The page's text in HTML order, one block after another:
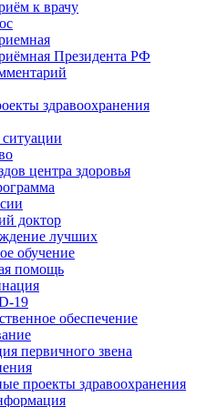
к врачу
Президента РФ
здравоохранения
центра здоровья
доктор
лучших
обучение
помощь
19
обеспечение
первичного звена
проекты здравоохранения